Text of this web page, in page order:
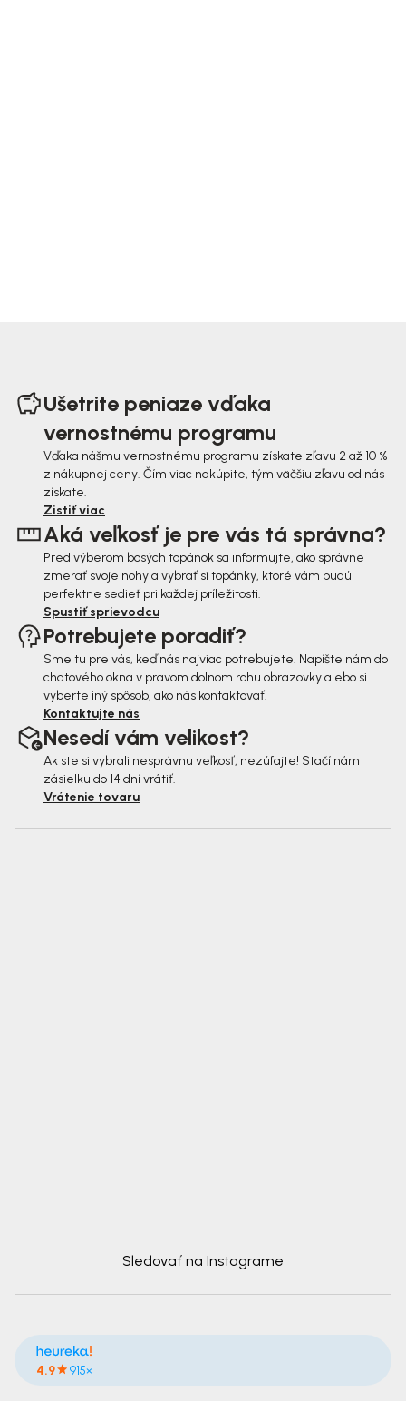
Ušetrite peniaze vďaka
vernostnému programu
Vďaka nášmu vernostnému programu získate zľavu 2 až 10 %
z nákupnej ceny. Čím viac nakúpite, tým väčšiu zľavu od nás
získate.
Zistiť viac
Aká veľkosť je pre vás tá správna?
Pred výberom bosých topánok sa informujte, ako správne
zmerať svoje nohy a vybrať si topánky, ktoré vám budú
perfektne sedieť pri každej príležitosti.
Spustiť sprievodcu
Potrebujete poradiť?
Sme tu pre vás, keď nás najviac potrebujete. Napíšte nám do
chatového okna v pravom dolnom rohu obrazovky alebo si
vyberte iný spôsob, ako nás kontaktovať.
Kontaktujte nás
Nesedí vám velikost?
Ak ste si vybrali nesprávnu veľkosť, nezúfajte! Stačí nám
zásielku do 14 dní vrátiť.
Vrátenie tovaru
Sledovať na Instagrame
4.9 915×